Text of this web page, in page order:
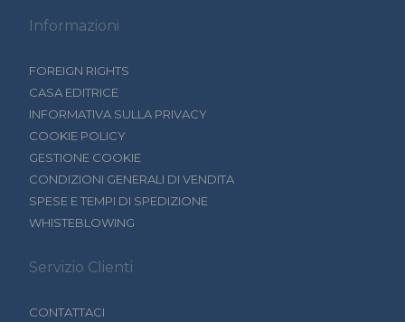
Informazioni
FOREIGN RIGHTS
CASA EDITRICE
INFORMATIVA SULLA PRIVACY
COOKIE POLICY
GESTIONE COOKIE
CONDIZIONI GENERALI DI VENDITA
SPESE E TEMPI DI SPEDIZIONE
WHISTEBLOWING
Servizio Clienti
CONTATTACI